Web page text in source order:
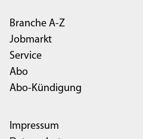
Branche A-Z
Jobmarkt
Service
Abo
Abo-Kündigung
Impressum